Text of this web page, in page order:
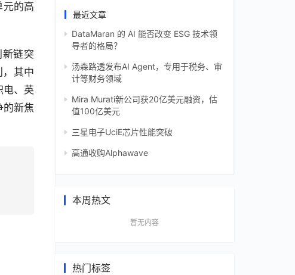
元的高
链突
其中
电、英
的新焦
最近文章
DataMaran 的 AI 能否改变 ESG 技术领
导者的格局？
汤森路透发布AI Agent，专用于税务、审
计等财务领域
Mira Murati新公司获20亿美元融资，估
值100亿美元
三星电子UciE芯片性能突破
高通收购Alphawave
本周热文
暂无内容
热门标签